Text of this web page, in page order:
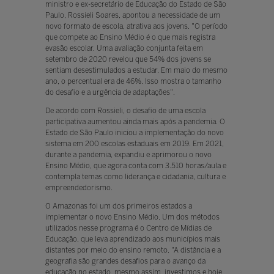
ministro e ex-secretário de Educação do Estado de São
Paulo, Rossieli Soares, apontou a necessidade de um
novo formato de escola, atrativa aos jovens. "O período
que compete ao Ensino Médio é o que mais registra
evasão escolar. Uma avaliação conjunta feita em
setembro de 2020 revelou que 54% dos jovens se
sentiam desestimulados a estudar. Em maio do mesmo
ano, o percentual era de 46%. Isso mostra o tamanho
do desafio e a urgência de adaptações".
De acordo com Rossieli, o desafio de uma escola
participativa aumentou ainda mais após a pandemia. O
Estado de São Paulo iniciou a implementação do novo
sistema em 200 escolas estaduais em 2019. Em 2021,
durante a pandemia, expandiu e aprimorou o novo
Ensino Médio, que agora conta com 3.510 horas/aula e
contempla temas como liderança e cidadania, cultura e
empreendedorismo.
O Amazonas foi um dos primeiros estados a
implementar o novo Ensino Médio. Um dos métodos
utilizados nesse programa é o Centro de Mídias de
Educação, que leva aprendizado aos municípios mais
distantes por meio do ensino remoto. "A distância e a
geografia são grandes desafios para o avanço da
educação no estado, mesmo assim, investimos e hoje